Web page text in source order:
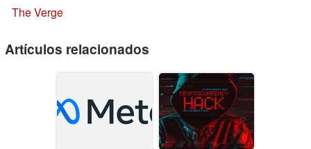
The Verge
Artículos relacionados